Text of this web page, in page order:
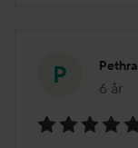
Pethra
6 år